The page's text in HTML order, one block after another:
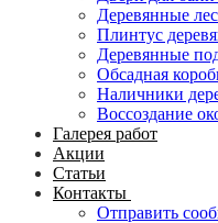
Деревянные
Плинтус
Деревянные
Обсадная
Наличники
Воссоздание
Галерея работ
Акции
Статьи
Контакты
Отправить